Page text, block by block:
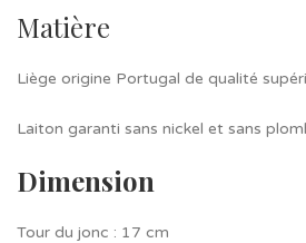
Matière
Liège origine Portugal de qualité
Laiton garanti sans nickel et sans
Dimension
Tour du jonc : 17 cm